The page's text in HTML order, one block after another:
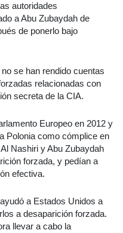
autoridades
a Abu Zubaydah de
de ponerlo bajo
se han rendido cuentas
relacionadas con
secreta de la CIA.
Europeo en 2012 y
Polonia como cómplice en
Nashiri y Abu Zubaydah
forzada, y pedían a
efectiva.
a Estados Unidos a
a desaparición forzada.
llevar a cabo la